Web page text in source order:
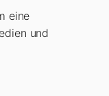
eine
und